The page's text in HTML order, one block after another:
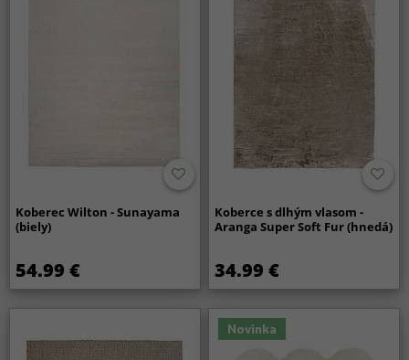
Koberec Wilton - Sunayama
(biely)
54.99 €
Koberce s dlhým vlasom -
Aranga Super Soft Fur (hnedá)
34.99 €
Novinka